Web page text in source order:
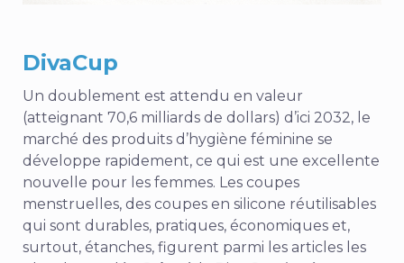
DivaCup
Un doublement est attendu en valeur
(atteignant 70,6 milliards de dollars) d’ici 2032, le
marché des produits d’hygiène féminine se
développe rapidement, ce qui est une excellente
nouvelle pour les femmes. Les coupes
menstruelles, des coupes en silicone réutilisables
qui sont durables, pratiques, économiques et,
surtout, étanches, figurent parmi les articles les